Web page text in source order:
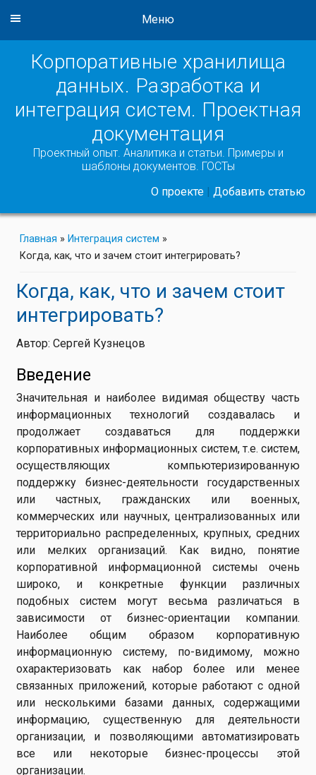
Меню
Корпоративные хранилища
данных. Разработка и
интеграция систем. Проектная
документация
Проектный опыт. Аналитика и статьи. Примеры и
шаблоны документов. ГОСТы
О проекте | Добавить статью
Главная » Интеграция систем »
Когда, как, что и зачем стоит интегрировать?
Когда, как, что и зачем стоит
интегрировать?
Автор: Сергей Кузнецов
Введение
Значительная и наиболее видимая обществу часть
информационных технологий создавалась и
продолжает создаваться для поддержки
корпоративных информационных систем, т.е. систем,
осуществляющих компьютеризированную
поддержку бизнес-деятельности государственных
или частных, гражданских или военных,
коммерческих или научных, централизованных или
территориально распределенных, крупных, средних
или мелких организаций. Как видно, понятие
корпоративной информационной системы очень
широко, и конкретные функции различных
подобных систем могут весьма различаться в
зависимости от бизнес-ориентации компании.
Наиболее общим образом корпоративную
информационную систему, по-видимому, можно
охарактеризовать как набор более или менее
связанных приложений, которые работают с одной
или несколькими базами данных, содержащими
информацию, существенную для деятельности
организации, и позволяющими автоматизировать
все или некоторые бизнес-процессы этой
организации.